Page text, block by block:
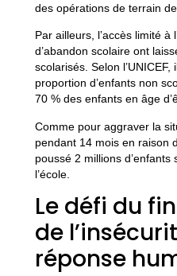
des opérations de terrain
Par ailleurs, l’accès limité à
d’abandon scolaire ont
scolarisés. Selon l’UNICEF,
proportion d’enfants non
70 % des enfants en âge
Comme pour aggraver la
pendant 14 mois en raison
poussé 2 millions
l’école.
Le défi du
de
réponse